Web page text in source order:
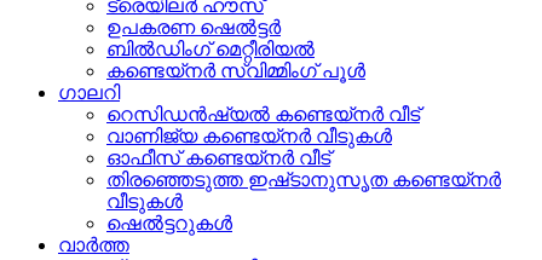
ട്രെയിലർ ഹൗസ്
ഉപകരണ ഷെൽട്ടർ
ബിൽഡിംഗ് മെറ്റീരിയൽ
കണ്ടെയ്നർ സ്വിമ്മിംഗ് പൂൾ
ഗാലറി
റെസിഡൻഷ്യൽ കണ്ടെയ്നർ വീട്
വാണിജ്യ കണ്ടെയ്നർ വീടുകൾ
ഓഫീസ് കണ്ടെയ്നർ വീട്
തിരഞ്ഞെടുത്ത ഇഷ്‌ടാനുസൃത കണ്ടെയ്‌നർ
വീടുകൾ
ഷെൽട്ടറുകൾ
വാർത്ത